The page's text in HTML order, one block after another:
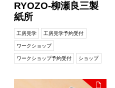
RYOZO-柳瀬良三製
紙所
工房見学 工房見学予約受付
ワークショップ
ワークショップ予約受付 ショップ